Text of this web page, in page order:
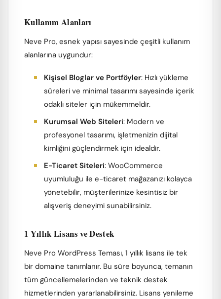
Kullanım Alanları
Neve Pro, esnek yapısı sayesinde çeşitli kullanım
alanlarına uygundur:
Kişisel Bloglar ve Portföyler: Hızlı yükleme
süreleri ve minimal tasarımı sayesinde içerik
odaklı siteler için mükemmeldir.
Kurumsal Web Siteleri: Modern ve
profesyonel tasarımı, işletmenizin dijital
kimliğini güçlendirmek için idealdir.
E-Ticaret Siteleri: WooCommerce
uyumluluğu ile e-ticaret mağazanızı kolayca
yönetebilir, müşterilerinize kesintisiz bir
alışveriş deneyimi sunabilirsiniz.
1 Yıllık Lisans ve Destek
Neve Pro WordPress Teması, 1 yıllık lisans ile tek
bir domaine tanımlanır. Bu süre boyunca, temanın
tüm güncellemelerinden ve teknik destek
hizmetlerinden yararlanabilirsiniz. Lisans yenileme